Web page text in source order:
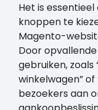
Het is
knoppen te
Magento-
Door
gebruiken, zoals
winkelwagen” of
bezoekers aan